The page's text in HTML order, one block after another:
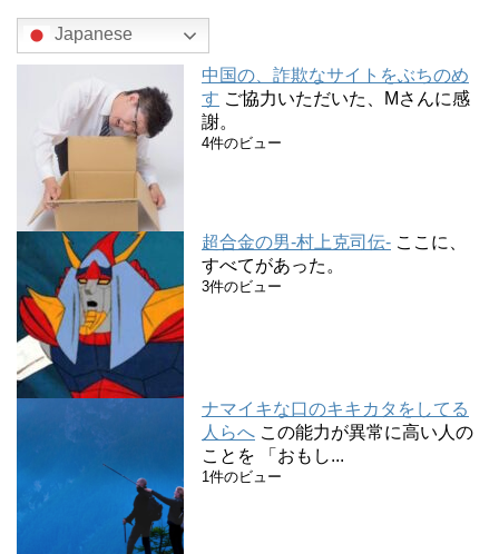
Japanese
中国の、詐欺なサイトをぶちのめ
す ご協力いただいた、Mさんに感
謝。
4件のビュー
超合金の男-村上克司伝- ここに、
すべてがあった。
3件のビュー
ナマイキな口のキキカタをしてる
人らへ この能力が異常に高い人の
ことを 「おもし...
1件のビュー